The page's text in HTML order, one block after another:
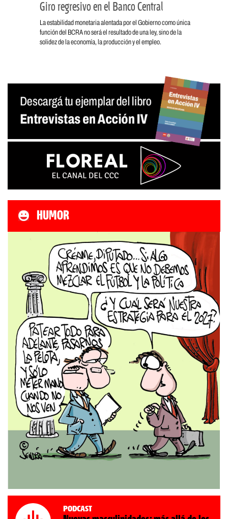
Giro regresivo en el Banco Central
La estabilidad monetaria alentada por el Gobierno como única
función del BCRA no será el resultado de una ley, sino de la
solidez de la economía, la producción y el empleo.
HUMOR
Podcast